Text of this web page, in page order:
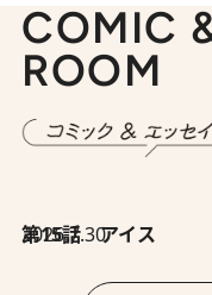
COMIC
ROOM
2026.7.30
第15話 アイス